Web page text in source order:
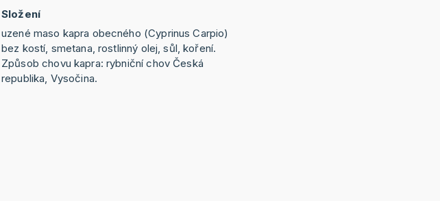
Složení
uzené maso kapra obecného (Cyprinus Carpio)
bez kostí, smetana, rostlinný olej, sůl, koření.
Způsob chovu kapra: rybniční chov Česká
republika, Vysočina.